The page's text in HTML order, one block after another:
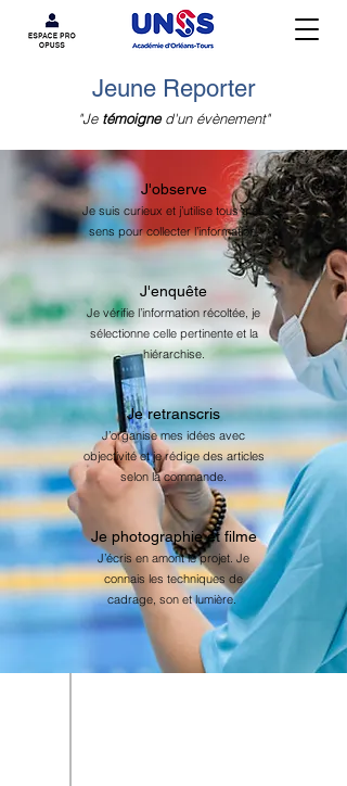
Jeune Reporter
"Je témoigned'un évènement"
J'observe
Je suis curieux et j’utilise tous mes
sens pour collecter l’information.
J'enquête
Je vérifie l’information récoltée, je
sélectionne celle pertinente et la
hiérarchise.
Je retranscris
J’organise mes idées avec
objectivité et je rédige des articles
selon la commande.
Je photographie et filme
J’écris en amont le projet. Je
connais les techniques de
cadrage, son et lumière.